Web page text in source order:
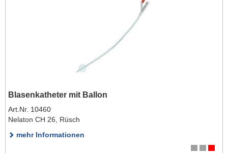
Blasenkatheter mit Ballon
Art.Nr. 10460
Nelaton CH 26, Rüsch
mehr Informationen